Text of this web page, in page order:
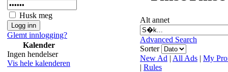
Husk meg
Glemt innlogging?
Kalender
Ingen hendelser
Vis hele kalenderen
Alt annet
Advanced Search
Sorter
New Ad | All Ads | My
| Rules